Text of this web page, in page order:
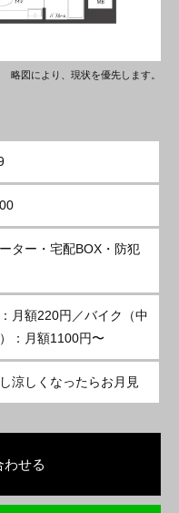
略図により、現状を優先します。
ター・宅配BOX・防犯
月額220円／バイク（中
：月額1100円〜
涼しくなったらお月見
わせる